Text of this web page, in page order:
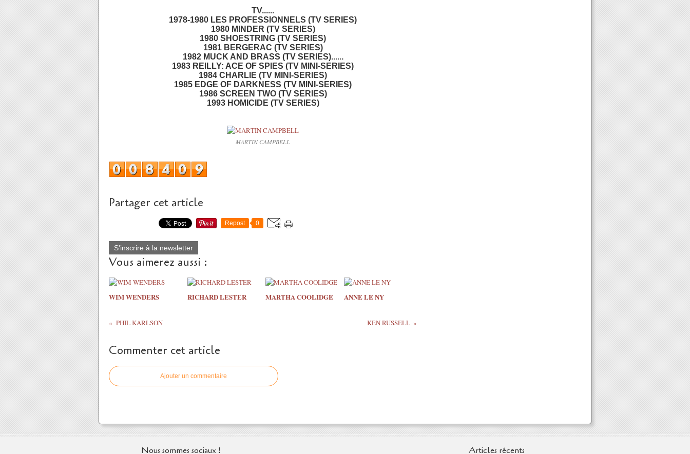
TV......
1978-1980 LES PROFESSIONNELS (TV SERIES)
1980 MINDER (TV SERIES)
1980 SHOESTRING (TV SERIES)
1981 BERGERAC (TV SERIES)
1982 MUCK AND BRASS (TV SERIES)......
1983 REILLY: ACE OF SPIES (TV MINI-SERIES)
1984 CHARLIE (TV MINI-SERIES)
1985 EDGE OF DARKNESS (TV MINI-SERIES)
1986 SCREEN TWO (TV SERIES)
1993 HOMICIDE (TV SERIES)
MARTIN CAMPBELL
Partager cet article
Repost 0
S'inscrire à la newsletter
Vous aimerez aussi :
WIM WENDERS RICHARD LESTER MARTHA COOLIDGE ANNE LE NY
PHIL KARLSON KEN RUSSELL
Commenter cet article
Ajouter un commentaire
Nous sommes sociaux ! Articles récents